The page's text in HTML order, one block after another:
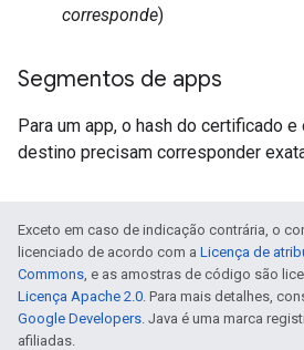
corresponde)
Segmentos de apps
Para um app, o hash do certificado
destino precisam corresponder
Exceto em caso de indicação contrária, o
licenciado de acordo com a Licença de
Commons, e as amostras de código são
Licença Apache 2.0. Para mais detalhes,
Google Developers. Java é uma marca
afiliadas.